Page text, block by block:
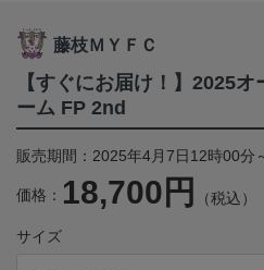
藤枝ＭＹＦＣ
【すぐにお届け！】2025
ーム FP 2nd
販売期間：2025年4月7日12時00分
価格： 18,700円 （税込）
サイズ